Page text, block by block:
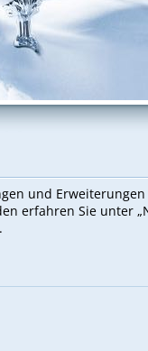
und Er­wei­te­run­gen
er­fah­ren Sie un­ter